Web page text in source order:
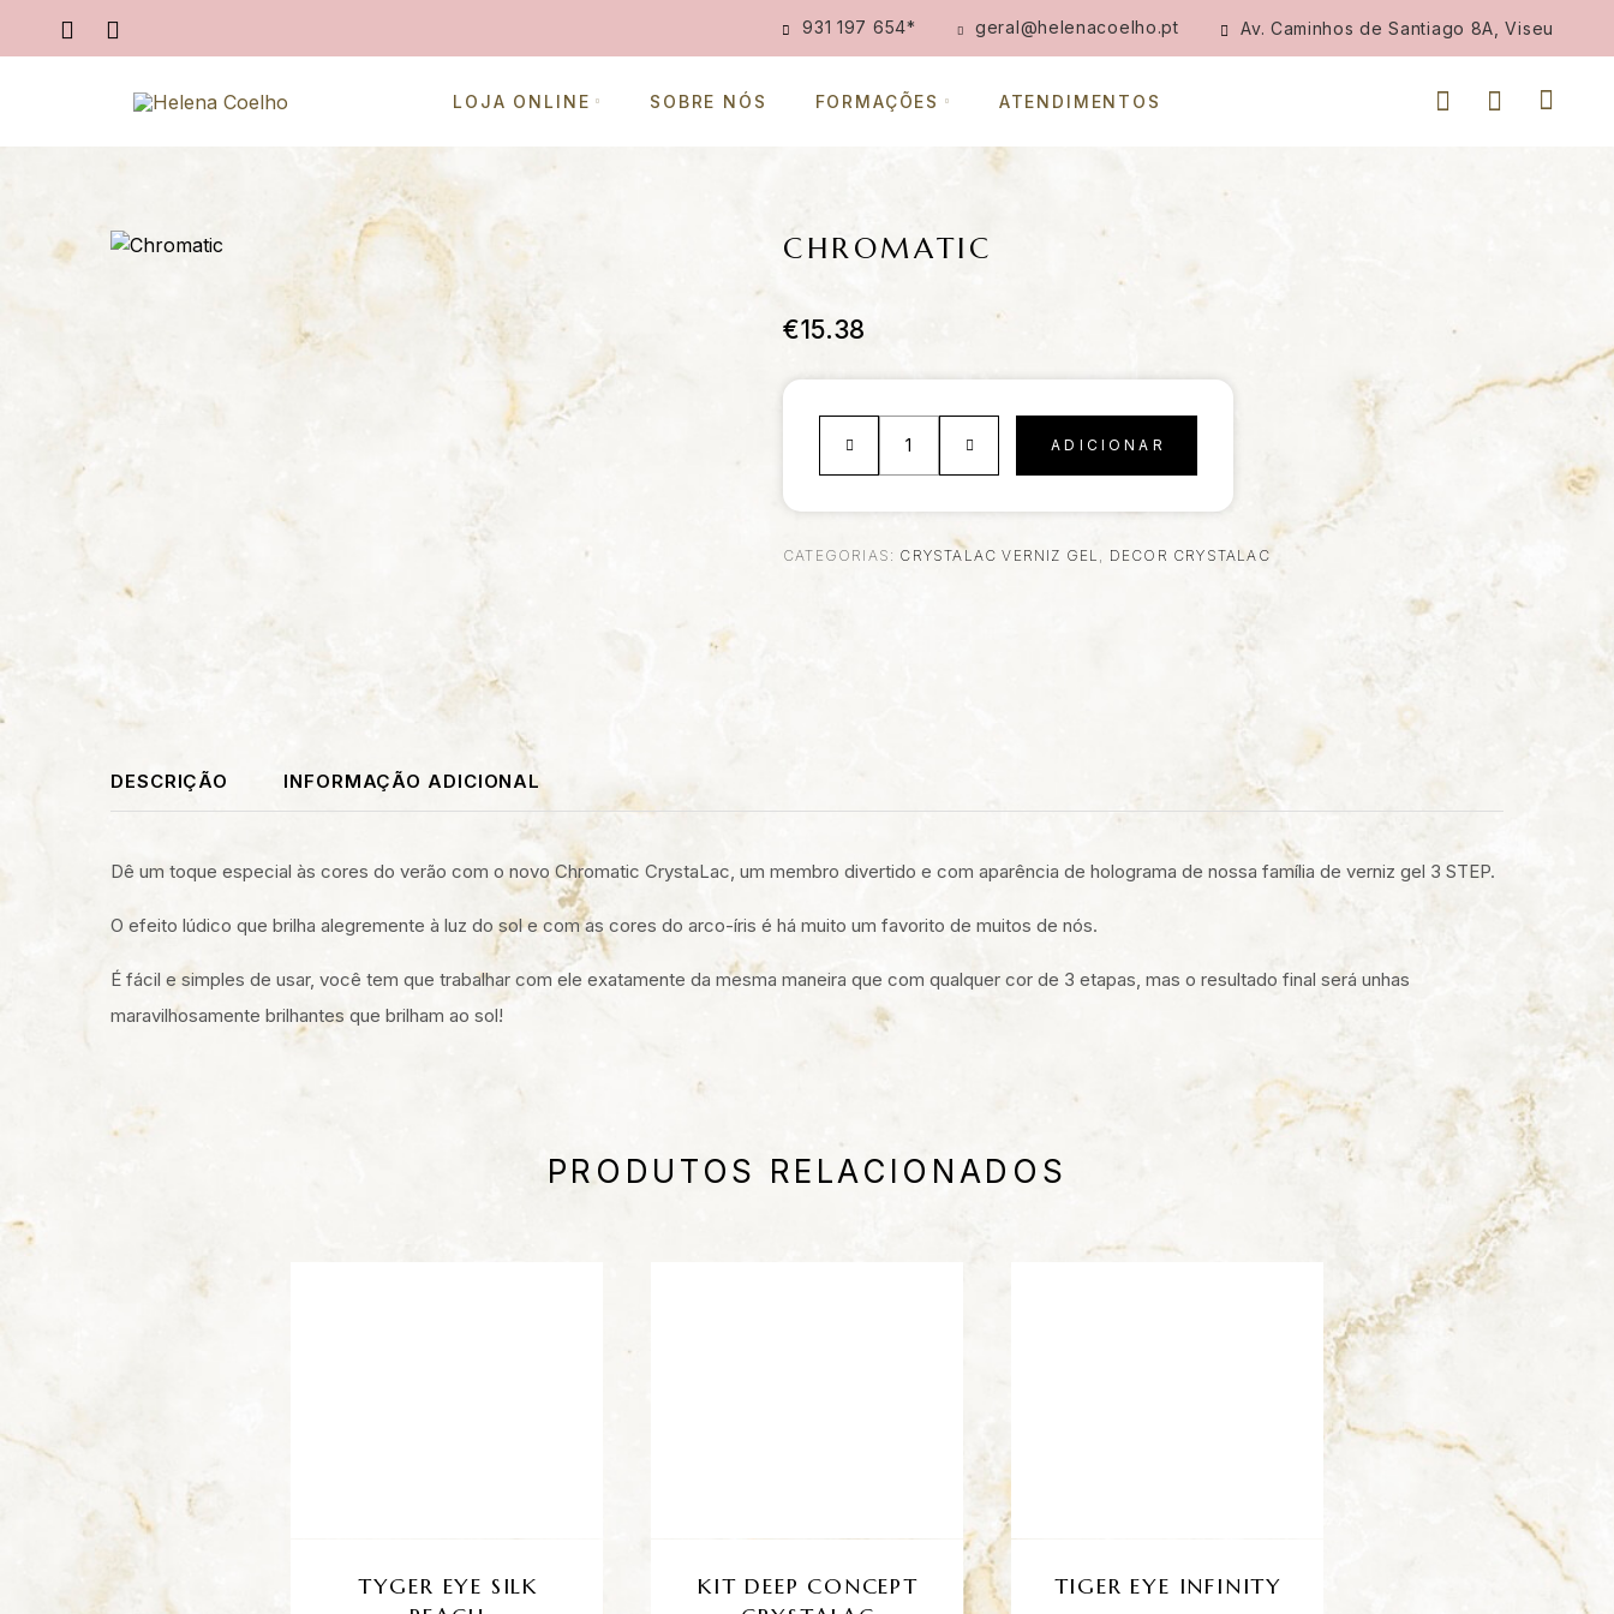
931 197 654* geral@helenacoelho.pt Av. Caminhos de Santiago 8A, Viseu
LOJA ONLINE SOBRE NÓS FORMAÇÕES ATENDIMENTOS
CHROMATIC
€15.38
ADICIONAR
CATEGORIAS: CRYSTALAC VERNIZ GEL , DECOR CRYSTALAC
DESCRIÇÃO INFORMAÇÃO ADICIONAL
Dê um toque especial às cores do verão com o novo Chromatic CrystaLac, um membro divertido e com aparência de holograma de nossa família de verniz gel 3 STEP.
O efeito lúdico que brilha alegremente à luz do sol e com as cores do arco-íris é há muito um favorito de muitos de nós.
É fácil e simples de usar, você tem que trabalhar com ele exatamente da mesma maneira que com qualquer cor de 3 etapas, mas o resultado final será unhas
maravilhosamente brilhantes que brilham ao sol!
PRODUTOS RELACIONADOS
TYGER EYE SILK
KIT DEEP CONCEPT
TIGER EYE INFINITY
KIT SPREAD